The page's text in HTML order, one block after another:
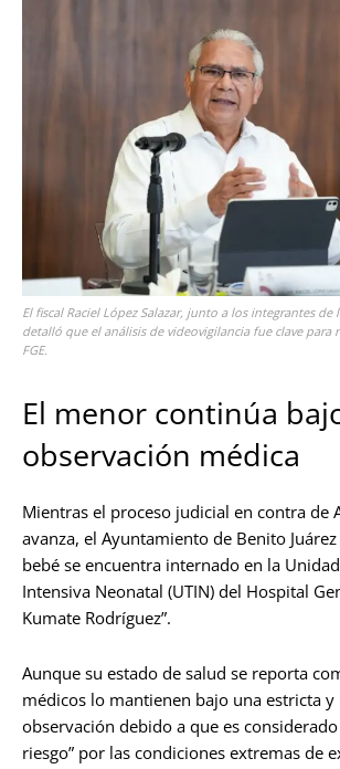
El fiscal Raciel López Salazar, junto a los integrantes de
detalló que el análisis de videovigilancia fue clave para
FGE.
El menor continúa
observación médica
Mientras el proceso judicial en contra de
avanza, el Ayuntamiento de Benito
bebé se encuentra internado en la
Intensiva Neonatal (UTIN) del Hospital
Kumate Rodríguez”.
Aunque su estado de salud se reporta
médicos lo mantienen bajo una estricta y
observación debido a que es
riesgo” por las condiciones extremas de